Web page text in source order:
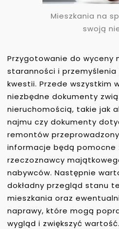
Mieszkania na
swoją
Przygotowanie do wyceny
staranności i przemyślenia
kwestii. Przede wszystkim
niezbędne dokumenty
nieruchomością, takie jak
najmu czy dokumenty
remontów
informacje będą pomocne
rzeczoznawcy
nabywców. Następnie
dokładny przegląd stanu
mieszkania oraz
naprawy, które mogą
wygląd i zwiększyć